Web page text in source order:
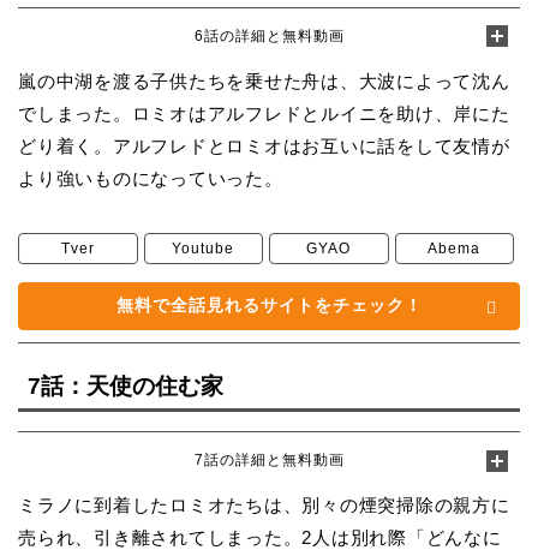
6話の詳細と無料動画
嵐の中湖を渡る子供たちを乗せた舟は、大波によって沈ん
でしまった。ロミオはアルフレドとルイニを助け、岸にた
どり着く。アルフレドとロミオはお互いに話をして友情が
より強いものになっていった。
Tver Youtube GYAO Abema
無料で全話見れるサイトをチェック！
7話：天使の住む家
7話の詳細と無料動画
ミラノに到着したロミオたちは、別々の煙突掃除の親方に
売られ、引き離されてしまった。2人は別れ際「どんなに